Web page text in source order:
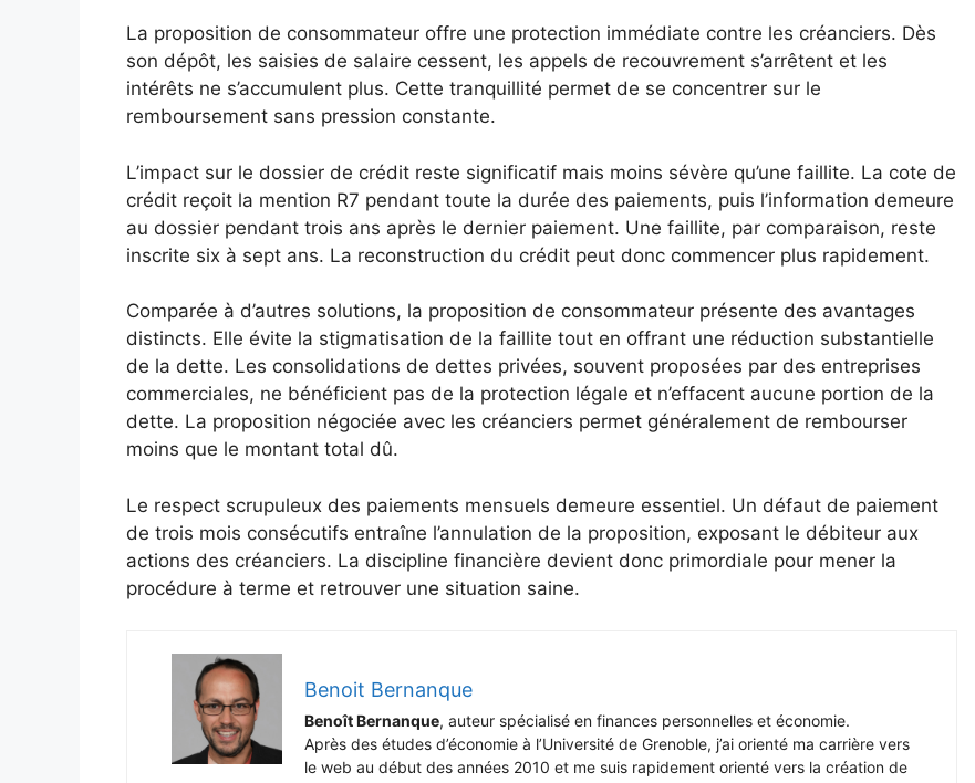
La proposition de consommateur offre une protection immédiate contre les créanciers. Dès
son dépôt, les saisies de salaire cessent, les appels de recouvrement s’arrêtent et les
intérêts ne s’accumulent plus. Cette tranquillité permet de se concentrer sur le
remboursement sans pression constante.
L’impact sur le dossier de crédit reste significatif mais moins sévère qu’une faillite. La cote de
crédit reçoit la mention R7 pendant toute la durée des paiements, puis l’information demeure
au dossier pendant trois ans après le dernier paiement. Une faillite, par comparaison, reste
inscrite six à sept ans. La reconstruction du crédit peut donc commencer plus rapidement.
Comparée à d’autres solutions, la proposition de consommateur présente des avantages
distincts. Elle évite la stigmatisation de la faillite tout en offrant une réduction substantielle
de la dette. Les consolidations de dettes privées, souvent proposées par des entreprises
commerciales, ne bénéficient pas de la protection légale et n’effacent aucune portion de la
dette. La proposition négociée avec les créanciers permet généralement de rembourser
moins que le montant total dû.
Le respect scrupuleux des paiements mensuels demeure essentiel. Un défaut de paiement
de trois mois consécutifs entraîne l’annulation de la proposition, exposant le débiteur aux
actions des créanciers. La discipline financière devient donc primordiale pour mener la
procédure à terme et retrouver une situation saine.
Benoit Bernanque
Benoît Bernanque, auteur spécialisé en finances personnelles et économie.
Après des études d’économie à l’Université de Grenoble, j’ai orienté ma carrière vers
le web au début des années 2010 et me suis rapidement orienté vers la création de